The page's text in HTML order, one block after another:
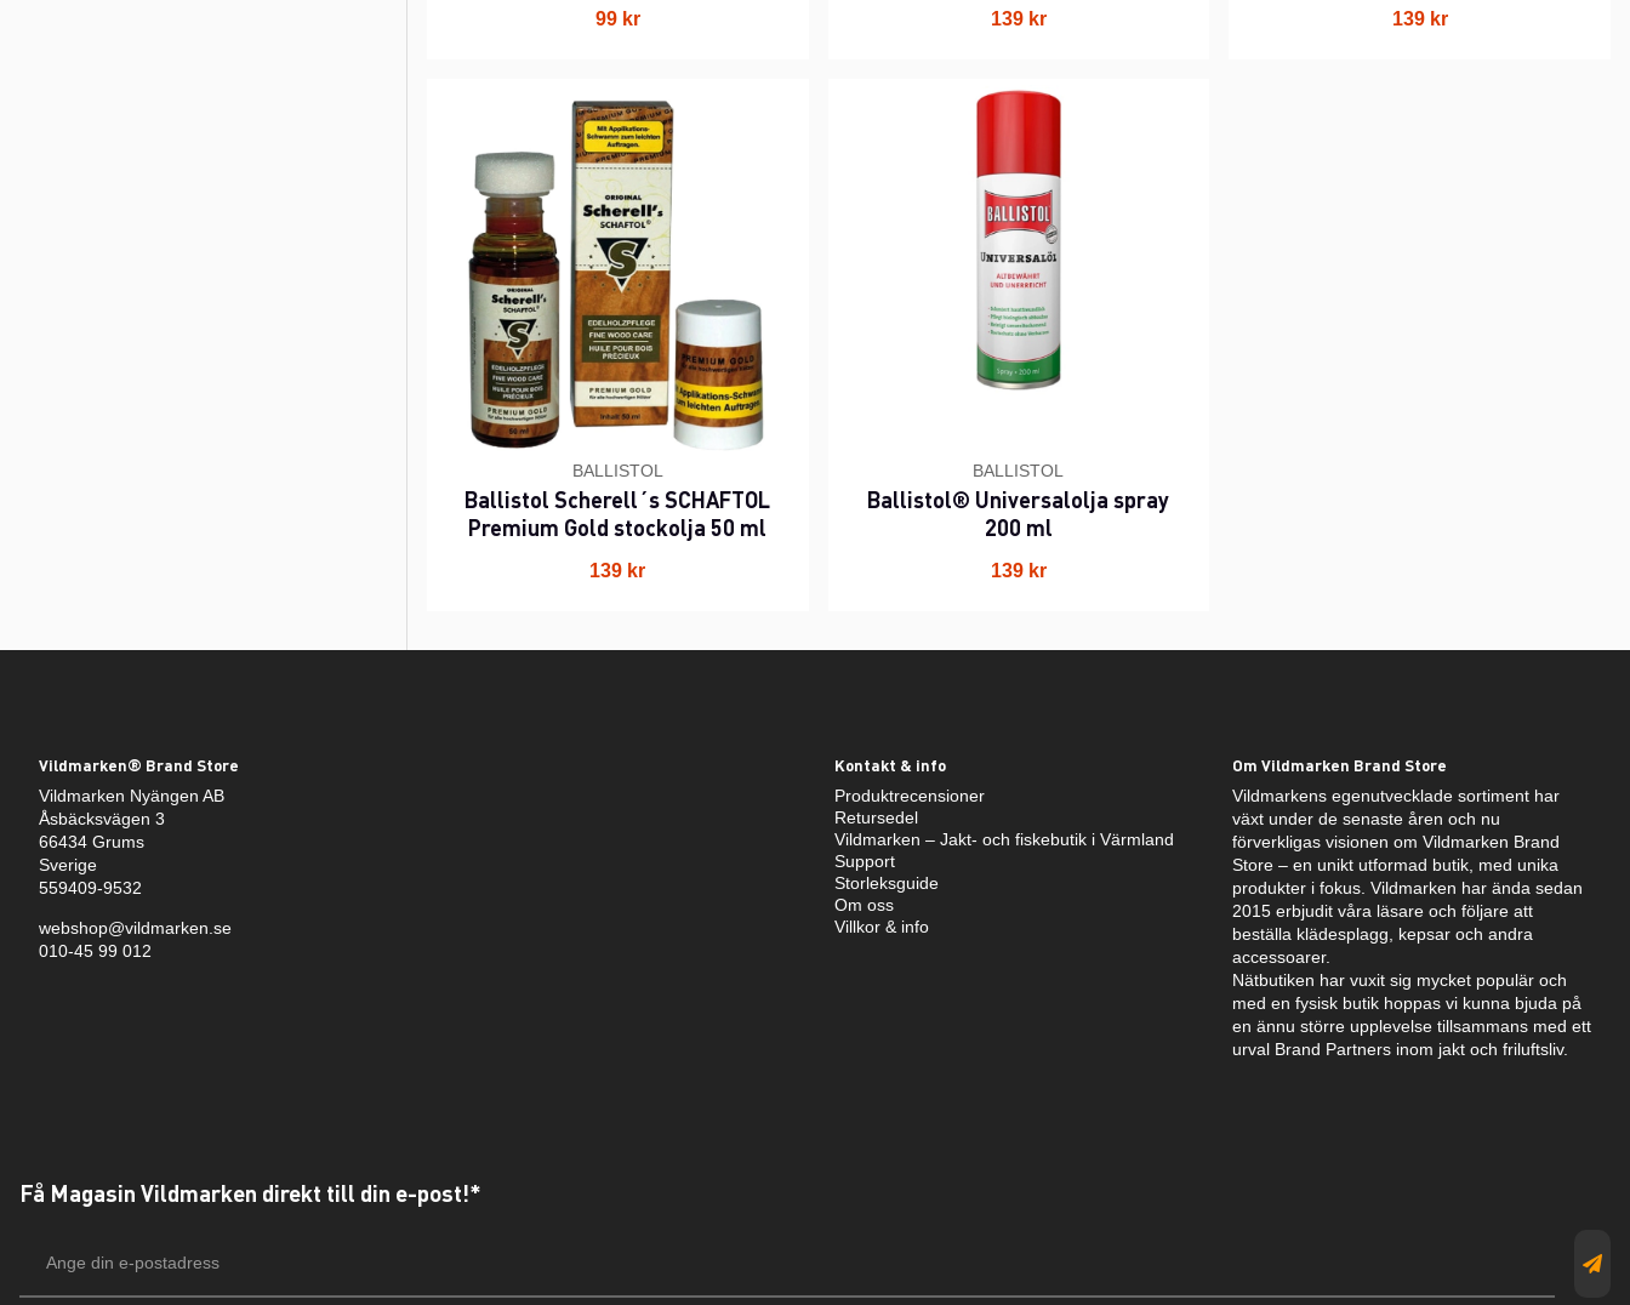
99 kr 139 kr 139 kr
BALLISTOL
Ballistol Scherell´s SCHAFTOL
Premium Gold stockolja 50 ml
139 kr
BALLISTOL
Ballistol® Universalolja spray
200 ml
139 kr
Vildmarken® Brand Store
Vildmarken Nyängen AB
Åsbäcksvägen 3
66434 Grums
Sverige
559409-9532
webshop@vildmarken.se
010-45 99 012
Kontakt & info
Produktrecensioner
Retursedel
Vildmarken – Jakt- och fiskebutik i Värmland
Support
Storleksguide
Om oss
Villkor & info
Om Vildmarken Brand Store
Vildmarkens egenutvecklade sortiment har
växt under de senaste åren och nu
förverkligas visionen om Vildmarken Brand
Store – en unikt utformad butik, med unika
produkter i fokus. Vildmarken har ända sedan
2015 erbjudit våra läsare och följare att
beställa klädesplagg, kepsar och andra
accessoarer.
Nätbutiken har vuxit sig mycket populär och
med en fysisk butik hoppas vi kunna bjuda på
en ännu större upplevelse tillsammans med ett
urval Brand Partners inom jakt och friluftsliv.
Få Magasin Vildmarken direkt till din e-post!*
postadress